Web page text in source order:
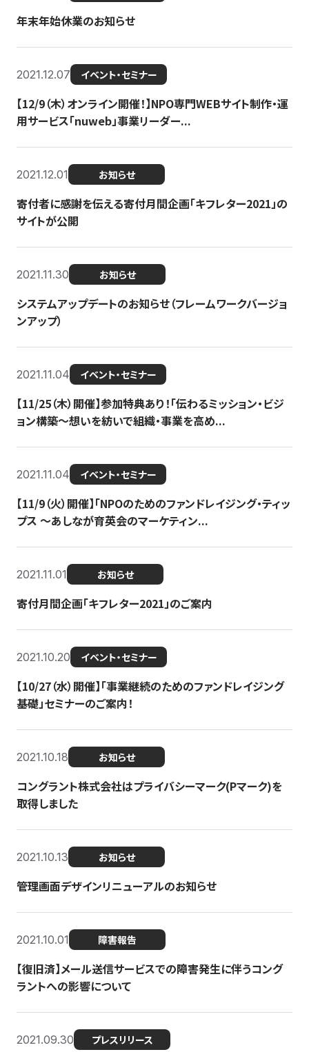
年末年始休業のお知らせ
2021.12.07 イベント・セミナー
【12/9（木）オンライン開催！】NPO専門WEBサイト制作・運
用サービス「nuweb」事業リーダー...
2021.12.01 お知らせ
寄付者に感謝を伝える寄付月間企画「キフレター2021」の
サイトが公開
2021.11.30 お知らせ
システムアップデートのお知らせ（フレームワークバージョ
ンアップ）
2021.11.04 イベント・セミナー
【11/25（木）開催】参加特典あり！「伝わるミッション・ビジ
ョン構築〜想いを紡いで組織・事業を高め...
2021.11.04 イベント・セミナー
【11/9（火）開催】「NPOのためのファンドレイジング・ティッ
プス 〜あしなが育英会のマーケティン...
2021.11.01 お知らせ
寄付月間企画「キフレター2021」のご案内
2021.10.20 イベント・セミナー
【10/27（水）開催】「事業継続のためのファンドレイジング
基礎」セミナーのご案内！
2021.10.18 お知らせ
コングラント株式会社はプライバシーマーク(Pマーク)を
取得しました
2021.10.13 お知らせ
管理画面デザインリニューアルのお知らせ
2021.10.01 障害報告
【復旧済】メール送信サービスでの障害発生に伴うコング
ラントへの影響について
2021.09.30 プレスリリース